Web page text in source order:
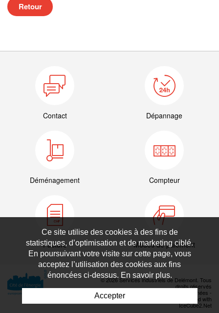
Retour
Contact Dépannage
Déménagement Compteur
Facture Modes de paiement
© 2026 Services industriels de Delémont. Tous
droits réservés
Déclaration de protection des données -
Powered by Artionet
Generated with
IceCube2.Net
Ce site utilise des cookies à des fins de
statistiques, d’optimisation et de marketing ciblé.
En poursuivant votre visite sur cette page, vous
acceptez l’utilisation des cookies aux fins
énoncées ci-dessus. En savoir plus.
Accepter